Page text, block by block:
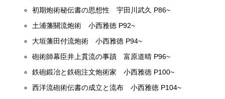
初期炮術秘伝書の思想性 宇田川武久 P86~
土浦藩關流炮術 小西雅徳 P92~
大垣藩田付流炮術 小西雅徳 P94~
砲術師幕臣井上貫流の事蹟 富原道晴 P96~
鉄砲鍛冶と鉄砲注文炮術家 小西雅徳 P100~
西洋流砲術伝書の成立と流布 小西雅徳 P104~